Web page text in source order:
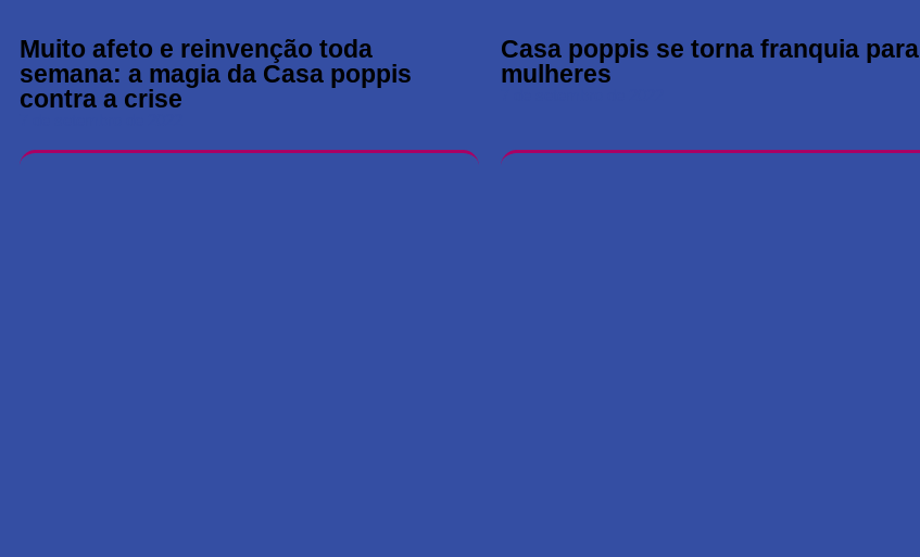
Muito afeto e reinvenção toda
semana: a magia da Casa poppis
contra a crise
Casa poppis se torna franquia para
mulheres